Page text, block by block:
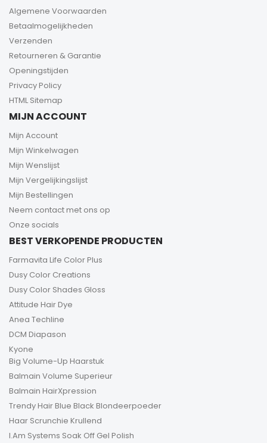
Algemene Voorwaarden
Betaalmogelijkheden
Verzenden
Retourneren & Garantie
Openingstijden
Privacy Policy
HTML Sitemap
MIJN ACCOUNT
Mijn Account
Mijn Winkelwagen
Mijn Wenslijst
Mijn Vergelijkingslijst
Mijn Bestellingen
Neem contact met ons op
Onze socials
BEST VERKOPENDE PRODUCTEN
Farmavita Life Color Plus
Dusy Color Creations
Dusy Color Shades Gloss
Attitude Hair Dye
Anea Techline
DCM Diapason
Kyone
Big Volume-Up Haarstuk
Balmain Volume Superieur
Balmain HairXpression
Trendy Hair Blue Black Blondeerpoeder
Haar Scrunchie Krullend
I.Am Systems Soak Off Gel Polish